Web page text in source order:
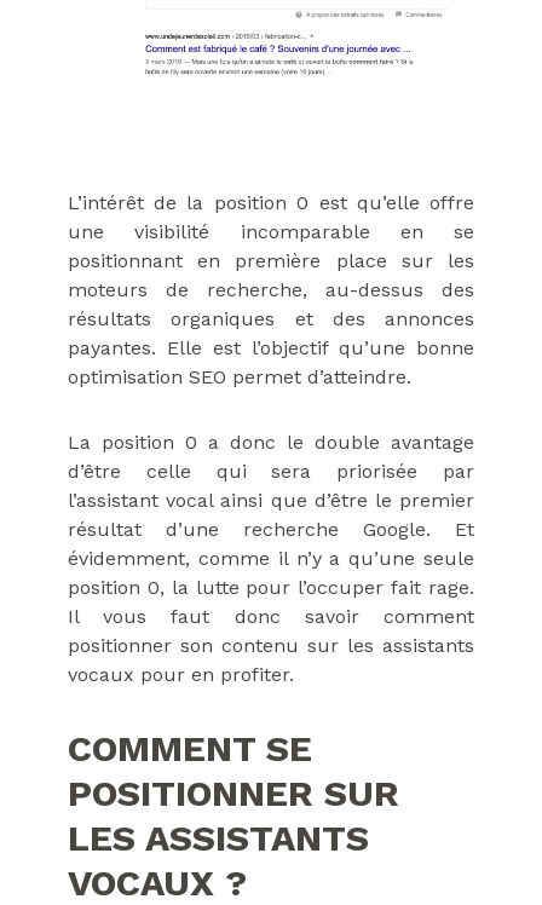
L’intérêt de la position 0 est qu’elle offre
une visibilité incomparable en se
positionnant en première place sur les
moteurs de recherche, au-dessus des
résultats organiques et des annonces
payantes. Elle est l’objectif qu’une bonne
optimisation SEO permet d’atteindre.
La position 0 a donc le double avantage
d’être celle qui sera priorisée par
l’assistant vocal ainsi que d’être le premier
résultat d’une recherche Google. Et
évidemment, comme il n’y a qu’une seule
position 0, la lutte pour l’occuper fait rage.
Il vous faut donc savoir comment
positionner son contenu sur les assistants
vocaux pour en profiter.
COMMENT SE
POSITIONNER SUR
LES ASSISTANTS
VOCAUX ?